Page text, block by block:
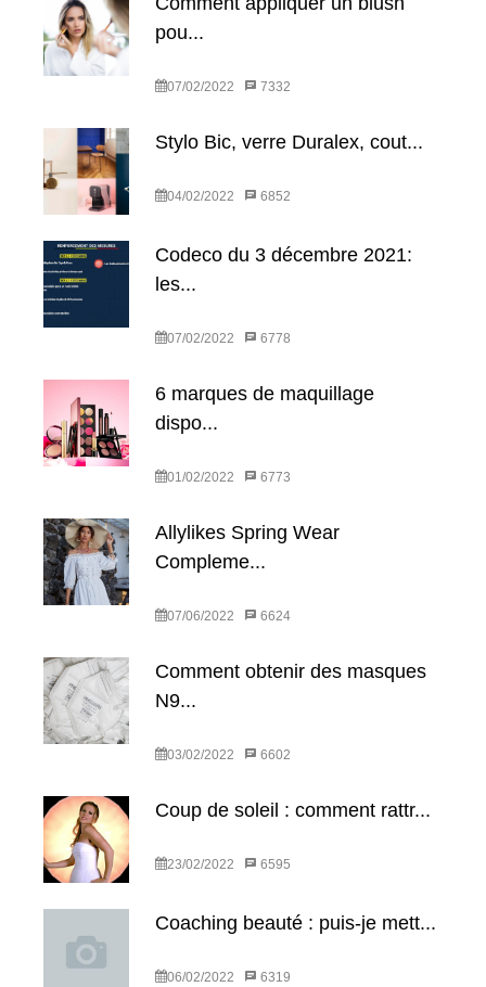
pou...
07/02/2022 7332
Stylo Bic, verre Duralex, cout...
04/02/2022 6852
Codeco du 3 décembre 2021:
les...
07/02/2022 6778
6 marques de maquillage
dispo...
01/02/2022 6773
Allylikes Spring Wear
Compleme...
07/06/2022 6624
Comment obtenir des masques
N9...
03/02/2022 6602
Coup de soleil : comment rattr...
23/02/2022 6595
Coaching beauté : puis-je mett...
06/02/2022 6319